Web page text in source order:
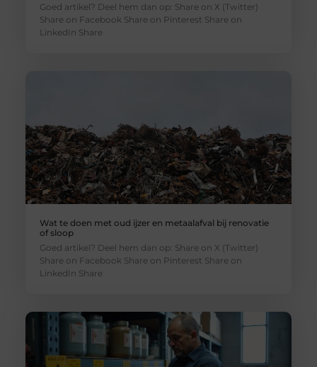
Goed artikel? Deel hem dan op: Share on X (Twitter)
Share on Facebook Share on Pinterest Share on
LinkedIn Share
Wat te doen met oud ijzer en metaalafval bij renovatie
of sloop
Goed artikel? Deel hem dan op: Share on X (Twitter)
Share on Facebook Share on Pinterest Share on
LinkedIn Share